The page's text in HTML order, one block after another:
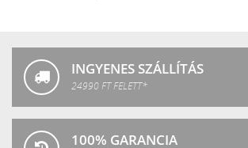
INGYENES SZÁLLÍTÁS
24990 FT FELETT*
100% GARANCIA